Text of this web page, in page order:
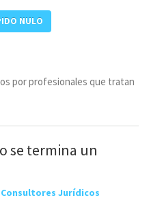
NULO
por profesionales que tratan
se termina un
Jurídicos